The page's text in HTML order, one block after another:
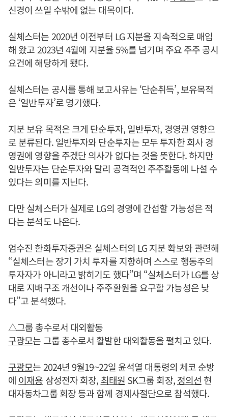
신경이 쓰일 수밖에 없는 대목이다.
실체스터는 2020년 이전부터 LG 지분을 지속적으로 매입
해 왔고 2023년 4월에 지분율 5%를 넘기며 주요 주주 공시
요건에 해당하게 됐다.
실체스터는 공시를 통해 보고사유는 ‘단순취득’, 보유목적
은 ‘일반투자’로 명기했다.
지분 보유 목적은 크게 단순투자, 일반투자, 경영권 영향으
로 분류된다. 일반투자와 단순투자는 모두 투자한 회사 경
영권에 영향을 주겠단 의사가 없다는 것을 뜻한다. 하지만
일반투자는 단순투자와 달리 공격적인 주주활동에 나설 수
있다는 의미를 지닌다.
다만 실체스터가 실제로 LG의 경영에 간섭할 가능성은 적
다는 분석도 나온다.
엄수진 한화투자증권은 실체스터의 LG 지분 확보와 관련해
“실체스터는 장기 가치 투자를 지향하며 스스로 행동주의
투자자가 아니라고 밝히기도 했다”며 “실체스터가 LG를 상
대로 지배구조 개선이나 주주환원을 요구할 가능성은 낮
다”고 분석했다.
△그룹 총수로서 대외활동
구광모는 그룹 총수로서 활발한 대외활동을 펼치고 있다.
구광모는 2024년 9월19~22일 윤석열 대통령의 체코 순방
에 이재용 삼성전자 회장, 최태원 SK그룹 회장,정의선 현
대자동차그룹 회장 등과 함께 경제사절단으로 참석했다.